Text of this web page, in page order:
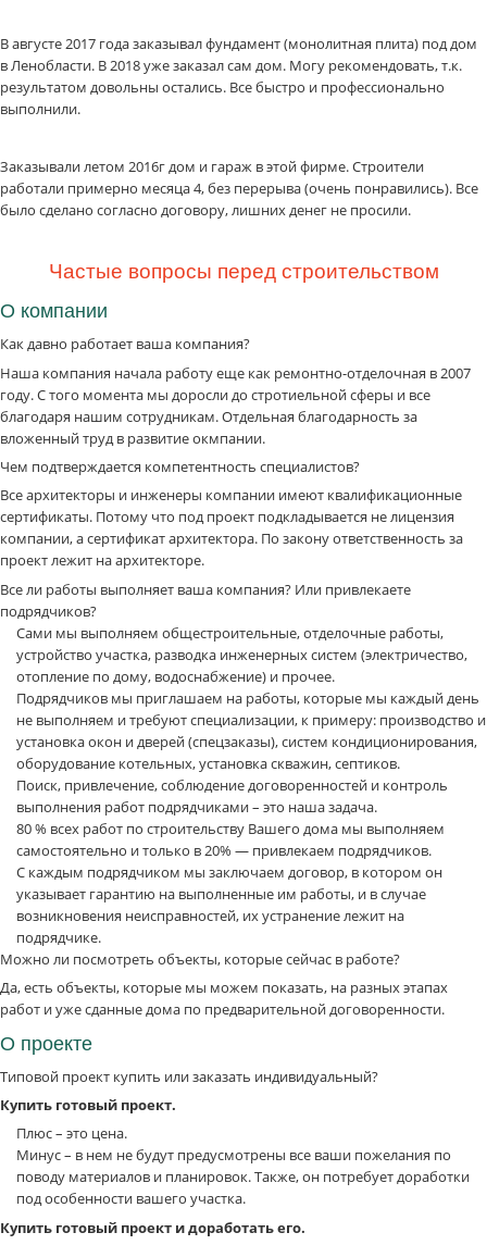
В августе 2017 года заказывал фундамент (монолитная плита) под дом
в Ленобласти. В 2018 уже заказал сам дом. Могу рекомендовать, т.к.
результатом довольны остались. Все быстро и профессионально
выполнили.
Заказывали летом 2016г дом и гараж в этой фирме. Строители
работали примерно месяца 4, без перерыва (очень понравились). Все
было сделано согласно договору, лишних денег не просили.
Частые вопросы перед строительством
О компании
Как давно работает ваша компания?
Наша компания начала работу еще как ремонтно-отделочная в 2007
году. С того момента мы доросли до стротиельной сферы и все
благодаря нашим сотрудникам. Отдельная благодарность за
вложенный труд в развитие окмпании.
Чем подтверждается компетентность специалистов?
Все архитекторы и инженеры компании имеют квалификационные
сертификаты. Потому что под проект подкладывается не лицензия
компании, а сертификат архитектора. По закону ответственность за
проект лежит на архитекторе.
Все ли работы выполняет ваша компания? Или привлекаете
подрядчиков?
Сами мы выполняем общестроительные, отделочные работы,
устройство участка, разводка инженерных систем (электричество,
отопление по дому, водоснабжение) и прочее.
Подрядчиков мы приглашаем на работы, которые мы каждый день
не выполняем и требуют специализации, к примеру: производство и
установка окон и дверей (спецзаказы), систем кондиционирования,
оборудование котельных, установка скважин, септиков.
Поиск, привлечение, соблюдение договоренностей и контроль
выполнения работ подрядчиками – это наша задача.
80 % всех работ по строительству Вашего дома мы выполняем
самостоятельно и только в 20% — привлекаем подрядчиков.
С каждым подрядчиком мы заключаем договор, в котором он
указывает гарантию на выполненные им работы, и в случае
возникновения неисправностей, их устранение лежит на
подрядчике.
Можно ли посмотреть объекты, которые сейчас в работе?
Да, есть объекты, которые мы можем показать, на разных этапах
работ и уже сданные дома по предварительной договоренности.
О проекте
Типовой проект купить или заказать индивидуальный?
Купить готовый проект.
Плюс – это цена.
Минус – в нем не будут предусмотрены все ваши пожелания по
поводу материалов и планировок. Также, он потребует доработки
под особенности вашего участка.
Купить готовый проект и доработать его.